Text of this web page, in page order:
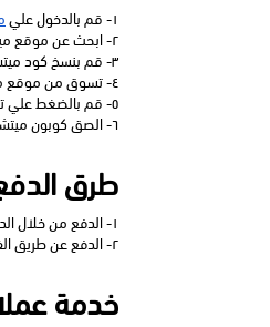
١- قم بالدخول علي
٢- ابحث عن موقع ميتشا.
٣- قم بنسخ كود ميتشا المناسب لك من بين العديد من اكواد خصم ميتشا المتاحة على موقع طقس العرب.
٤- تسوق من موقع ميتشا واضف جميع المنتجات التي تريد شرائها إلى عربة التسوق.
٥- قم بالضغط علي تابع للدفع الآمن.
٦- الصق كوبون ميتشا في المكان المخصص له لتحصل على الخصم فور اتمام عملية الشراء.
طرق
١- الدفع من خلال الدفع النقدي عند الوصول او استلام الطلبية.
٢- الدفع عن طريق الفيزا كارد او الماستر كارد.
خدمة